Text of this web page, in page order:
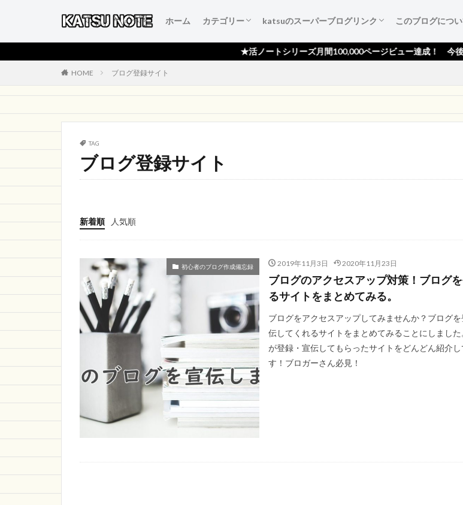
ホーム カテゴリー
人生を変える言葉たち
本当にいいものご紹介
得するおすすめ広告集
人生が変わるおすすめ本
初心者のブログ作成備忘録
katsuのスーパーブログリンク
katsuのスーパーブログリンク
katsuのスーパーブログリンクとは
katsuのスーパーブログリンク 登録依頼
このブログにつ
ブログ『活ノー
サイトマップ
プライバシーポ
読者登録ページ
スポンサー様の
お問い合わせ
★活ノートシリーズ月間100,000ページビュー達成！ 今後も楽しい記事
HOME ブログ登録サイト
TAG
ブログ登録サイト
新着順 人気順
初心者のブログ作成備忘録 2019年11月3日 2020年11月23日
ブログのアクセスアップ対策！ブログ
るサイトをまとめてみる。
ブログをアクセスアップしてみませんか？ブログ
伝してくれるサイトをまとめてみることにしまし
が登録・宣伝してもらったサイトをどんどん紹介し
す！ブロガーさん必見！